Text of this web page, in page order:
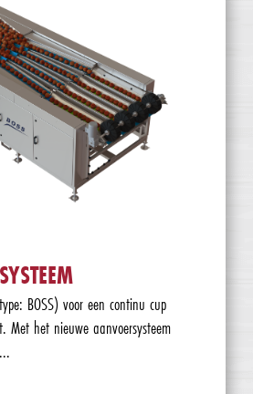
BOSS) voor een continu cup
Met het nieuwe aanvoersysteem